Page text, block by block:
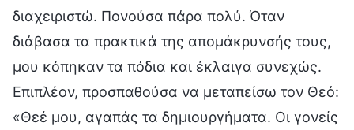
διαχειριστώ. Πονούσα πάρα πολύ. Όταν
διάβασα τα πρακτικά της απομάκρυνσής τους,
μου κόπηκαν τα πόδια και έκλαιγα συνεχώς.
Επιπλέον, προσπαθούσα να μεταπείσω τον Θεό:
«Θεέ μου, αγαπάς τα δημιουργήματα. Οι γονείς